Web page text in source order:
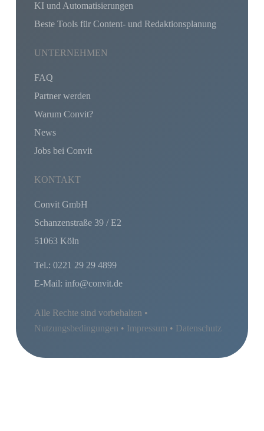
KI und Automatisierungen
Beste Tools für Content- und Redaktionsplanung
UNTERNEHMEN
FAQ
Partner werden
Warum Convit?
News
Jobs bei Convit
KONTAKT
Convit GmbH
Schanzenstraße 39 / E2
51063 Köln
Tel.: 0221 29 29 4899
E-Mail: info@convit.de
Alle Rechte sind vorbehalten •
Nutzungsbedingungen • Impressum • Datenschutz